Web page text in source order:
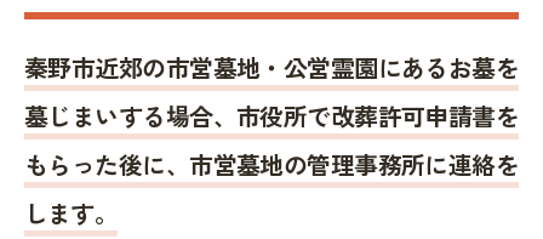
秦野市近郊の市営墓地・公営霊園にあるお墓を
墓じまいする場合、市役所で改葬許可申請書を
もらった後に、市営墓地の管理事務所に連絡を
します。